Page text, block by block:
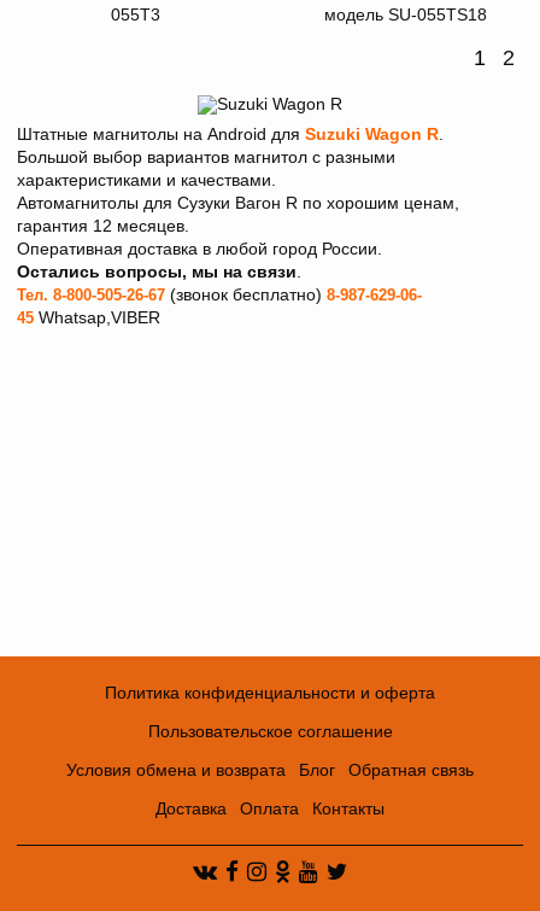
055T3
модель SU-055TS18
1 2
Штатные магнитолы на Android для Suzuki Wagon R
Большой выбор вариантов магнитол с разными
характеристиками и качествами.
Автомагнитолы для Сузуки Вагон R по хорошим ценам,
гарантия 12 месяцев.
Оперативная доставка в любой город России.
Остались вопросы, мы на связи
Тел. 8-800-505-26-67 (звонок бесплатно) 8-987-629-06-
45 Whatsap,VIBER
Политика конфиденциальности и оферта
Пользовательское соглашение
Условия обмена и возврата Блог Обратная связь
Доставка Оплата Контакты